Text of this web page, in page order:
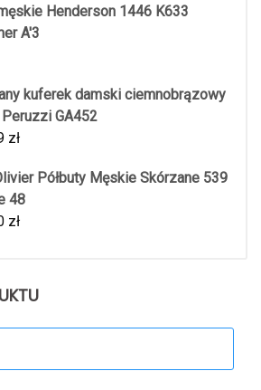
Henderson 1446 K633
A'3
kuferek damski ciemnobrązowy
GA452
zł
Półbuty Męskie Skórzane 539
48
zł